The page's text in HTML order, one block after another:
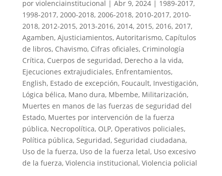
por violenciainstitucional | Abr 9, 2024| 1989-2017,
1998-2017, 2000-2018, 2006-2018, 2010-2017, 2010-
2018, 2012-2015, 2013-2016, 2014, 2015, 2016, 2017,
Agamben, Ajusticiamientos, Autoritarismo, Capítulos
de libros, Chavismo, Cifras oficiales, Criminología
Crítica, Cuerpos de seguridad, Derecho a la vida,
Ejecuciones extrajudiciales, Enfrentamientos,
English, Estado de excepción, Foucault, Investigación,
Lógica bélica, Mano dura, Mbembe, Militarización,
Muertes en manos de las fuerzas de seguridad del
Estado, Muertes por intervención de la fuerza
pública, Necropolítica, OLP, Operativos policiales,
Política pública, Seguridad, Seguridad ciudadana,
Uso de la fuerza, Uso de la fuerza letal, Uso excesivo
de la fuerza, Violencia institucional, Violencia policial